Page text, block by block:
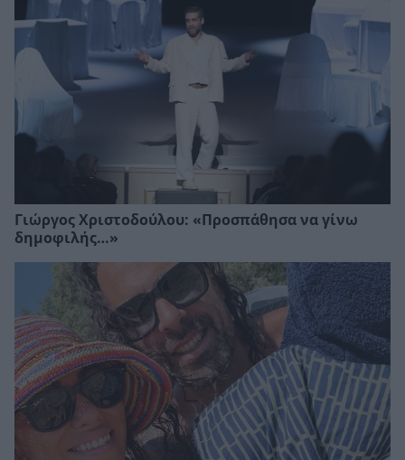
Γιώργος Χριστοδούλου: «Προσπάθησα να γίνω
δημοφιλής…»